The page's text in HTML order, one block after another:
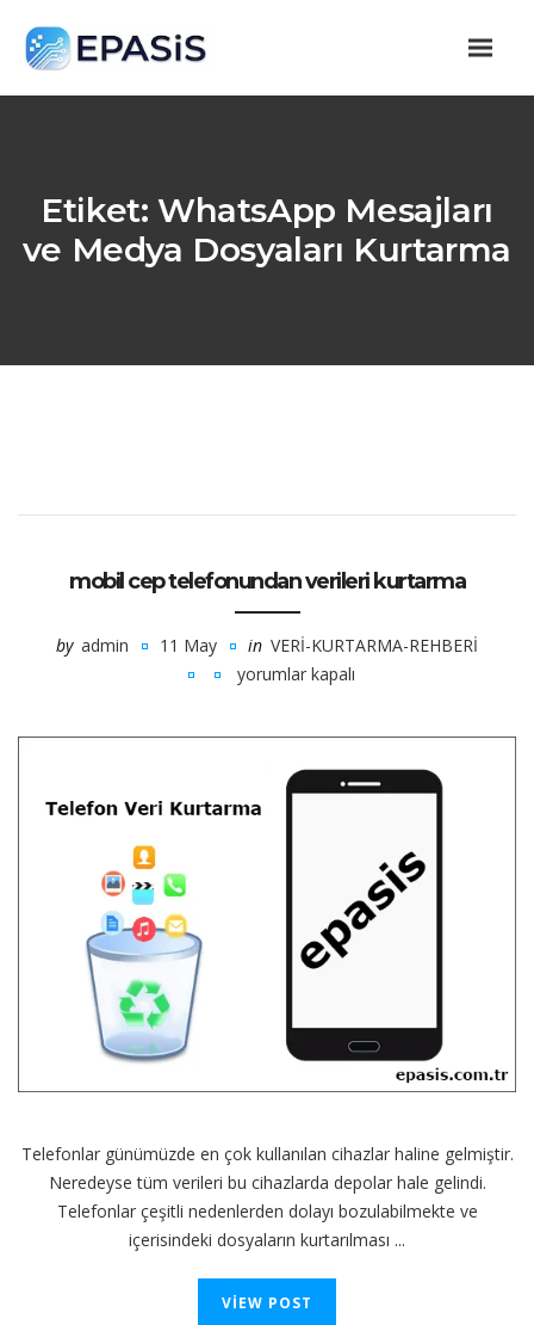
Etiket: WhatsApp Mesajları
ve Medya Dosyaları Kurtarma
mobil cep telefonundan verileri kurtarma
by admin 11 May in VERI-KURTARMA-REHBERI
kurtarma
yorumlar kapalı
Telefonlar günümüzde en çok kullanılan cihazlar haline gelmiştir.
Neredeyse tüm verileri bu cihazlarda depolar hale gelindi.
Telefonlar çeşitli nedenlerden dolayı bozulabilmekte ve
içerisindeki dosyaların kurtarılması ...
VIEW POST